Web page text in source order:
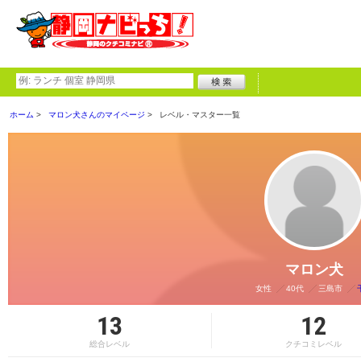
ホーム マロン犬さんのマイページ レベル・マスター一覧
マロン犬
女性 40代 三島市
13
総合レベル
12
クチコミレベル